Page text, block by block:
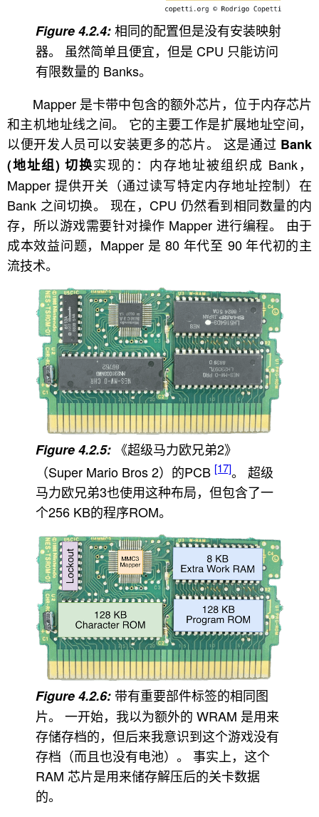
相同的配置但是没有安装映射
器。 虽然简单且便宜，但是 CPU 只能访问
有限数量的 Banks。
Mapper 是卡带中包含的额外芯片，位于内存芯片
和主机地址线之间。 它的主要工作是扩展地址空间，
以便开发人员可以安装更多的芯片。 这是通过 Bank
(地址组) 切换实现的：内存地址被组织成 Bank，
Mapper 提供开关（通过读写特定内存地址控制）在
Bank 之间切换。 现在，CPU 仍然看到相同数量的内
存，所以游戏需要针对操作 Mapper 进行编程。 由于
成本效益问题，Mapper 是 80 年代至 90 年代初的主
流技术。
《超级马力欧兄弟2》
（Super Mario Bros 2）的PCB [17]。 超级
马力欧兄弟3也使用这种布局，但包含了一
个256 KB的程序ROM。
带有重要部件标签的相同图
片。 一开始，我以为额外的 WRAM 是用来
存储存档的，但后来我意识到这个游戏没有
存档（而且也没有电池）。 事实上，这个
RAM 芯片是用来储存解压后的关卡数据
的。